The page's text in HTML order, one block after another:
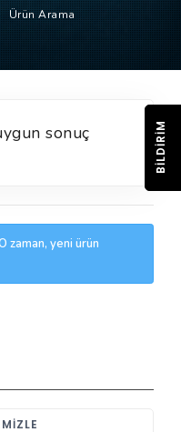
Ürün Arama
sonuç
zaman, yeni ürün
BILDIRIM